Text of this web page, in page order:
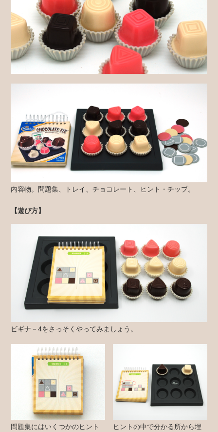
内容物。問題集、トレイ、チョコレート、ヒント・チップ。
【遊び方】
ビギナ－4をさっそくやってみましょう。
問題集にはいくつかのヒント ヒントの中で分かる所から埋